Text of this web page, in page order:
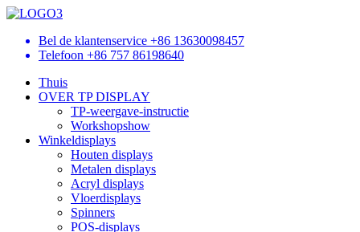
Bel de klantenservice +86 13630098457
Telefoon +86 757 86198640
Thuis
OVER TP DISPLAY
TP-weergave-instructie
Workshopshow
Winkeldisplays
Houten displays
Metalen displays
Acryl displays
Vloerdisplays
Spinners
POS-displays